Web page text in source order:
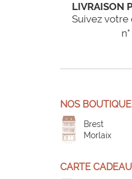
LIVRAISON
Suivez votre
NOS
Brest
Morlaix
CARTE CADEAU